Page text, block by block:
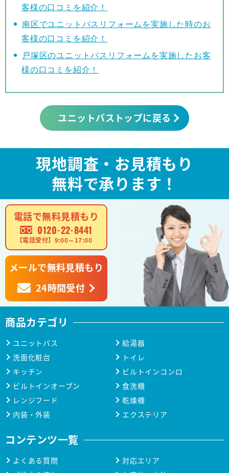
客様の口コミを紹介！
南区でユニットバスリフォームを実施した時のお
客様の口コミを紹介！
戸塚区のユニットバスリフォームを実施したお客
様の口コミを紹介！
ユニットバストップに戻る
現地調査・お見積もり
無料で承ります！
電話で無料見積もり
0120-22-8441
【電話受付】9:00～17:00
メールで無料見積もり
24時間受付
商品カテゴリ
ユニットバス
給湯器
洗面化粧台
トイレ
キッチン
ビルトインコンロ
ビルトインオーブン
食洗機
レンジフード
乾燥機
内装・外装
エクステリア
コンテンツ一覧
よくある質問
対応エリア